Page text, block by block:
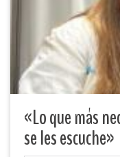
«Lo que más
se les escuche»